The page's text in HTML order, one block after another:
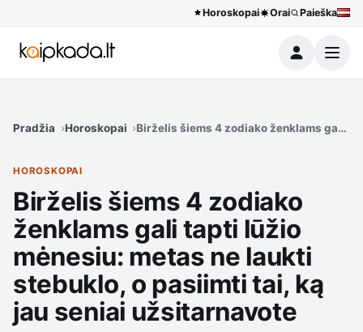
Horoskopai Orai Paieška
Meniu
Pradžia Horoskopai Birželis šiems 4 zodiako ženklams gali
HOROSKOPAI
Birželis šiems 4 zodiako
ženklams gali tapti lūžio
mėnesiu: metas ne laukti
stebuklo, o pasiimti tai, ką
jau seniai užsitarnavote